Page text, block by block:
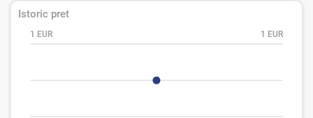
Istoric pret
1 EUR 1 EUR